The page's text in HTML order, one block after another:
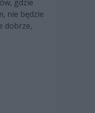
gdzie
nie będzie
dobrze,